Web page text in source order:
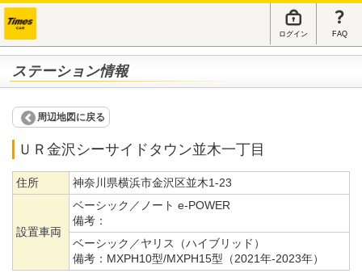
ログイン FAQ
ステーション情報
周辺地図に戻る
ＵＲ金沢シーサイドタウン並木一丁目
住所 神奈川県横浜市金沢区並木1-23
設置車両
ベーシック／ノート e-POWER
備考：
ベーシック／ヤリス（ハイブリッド）
備考： MXPH10型/MXPH15型（2021年-2023年）